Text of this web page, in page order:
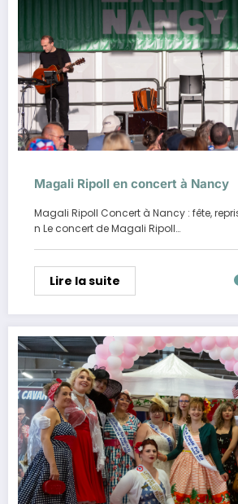
Magali Ripoll en concert à Nancy
Magali Ripoll Concert à Nancy : fête,
n Le concert de Magali Ripoll…
Lire la suite